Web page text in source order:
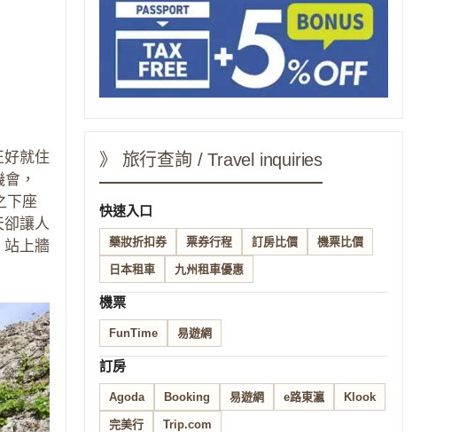
好就住
，
下座
讓人
站上牆
》 旅行查詢 / Travel inquiries
快速入口
藥妝折扣券 票券行程 訂房比價 機票比價
日本租車 九州租車優惠
機票
FunTime 易遊網
訂房
Agoda Booking 易遊網 e路東瀛 Klook
完美行 Trip.com